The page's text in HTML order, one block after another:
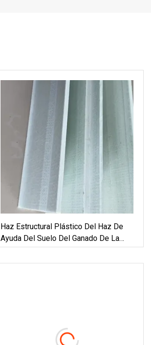
Haz Estructural Plástico Del Haz De
Ayuda Del Suelo Del Ganado De La
Fibra De Vidrio De FRP